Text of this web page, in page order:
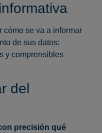
cómo se va a informar
de sus datos:
y comprensibles
del
precisión qué